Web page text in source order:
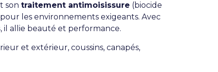
son traitement antimoisissure (biocide
les environnements exigeants. Avec
, il allie beauté et performance.
et extérieur, coussins, canapés,